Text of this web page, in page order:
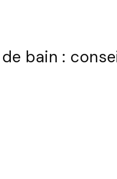
bain :